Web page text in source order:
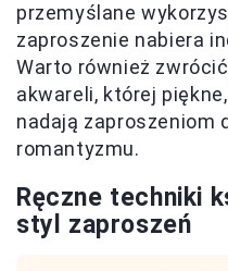
przemyślane
zaproszenie nabiera
Warto również
akwareli, której
nadają zaproszeniom
romantyzmu.
Ręczne techniki
styl zaproszeń